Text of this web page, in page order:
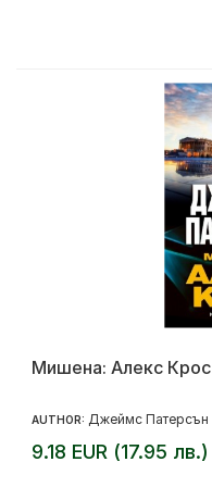
Мишена: Алекс Крос
AUTHOR: Джеймс Патерсън
9.18 EUR (17.95 лв.)